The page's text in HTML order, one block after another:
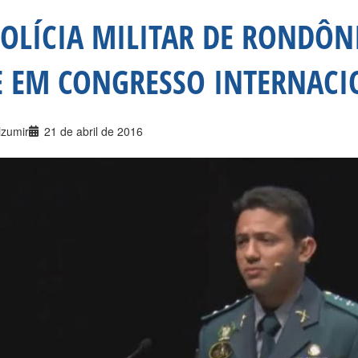
MILITAR DE
EM CONGRESSO
21 de abril de 2016